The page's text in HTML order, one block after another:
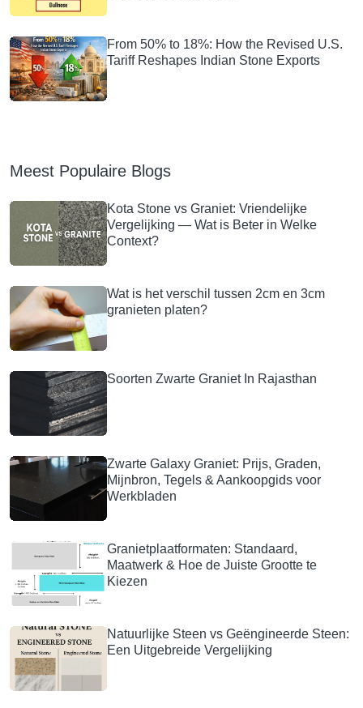
From 50% to 18%: How the Revised U.S.
Tariff Reshapes Indian Stone Exports
Meest Populaire Blogs
Kota Stone vs Graniet: Vriendelijke
Vergelijking — Wat is Beter in Welke
Context?
Wat is het verschil tussen 2cm en 3cm
granieten platen?
Soorten Zwarte Graniet In Rajasthan
Zwarte Galaxy Graniet: Prijs, Graden,
Mijnbron, Tegels & Aankoopgids voor
Werkbladen
Granietplaatformaten: Standaard,
Maatwerk & Hoe de Juiste Grootte te
Kiezen
Natuurlijke Steen vs Geëngineerde Steen:
Een Uitgebreide Vergelijking